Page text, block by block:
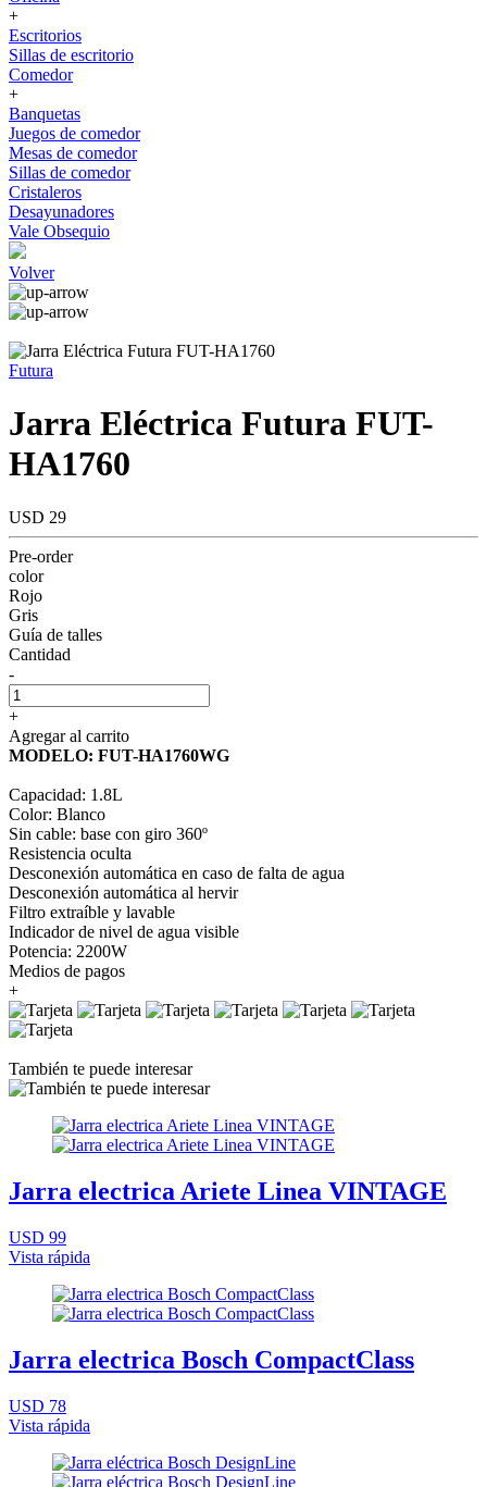
+
Escritorios
Sillas de escritorio
Comedor
+
Banquetas
Juegos de comedor
Mesas de comedor
Sillas de comedor
Cristaleros
Desayunadores
Vale Obsequio
Volver
Futura
Jarra Eléctrica Futura FUT-
HA1760
USD 29
Pre-order
color
Rojo
Gris
Guía de talles
Cantidad
-
+
Agregar al carrito
MODELO: FUT-HA1760WG
Capacidad: 1.8L
Color: Blanco
Sin cable: base con giro 360º
Resistencia oculta
Desconexión automática en caso de falta de agua
Desconexión automática al hervir
Filtro extraíble y lavable
Indicador de nivel de agua visible
Potencia: 2200W
Medios de pagos
+
También te puede interesar
Jarra electrica Ariete Linea VINTAGE
USD 99
Vista rápida
Jarra electrica Bosch CompactClass
USD 78
Vista rápida